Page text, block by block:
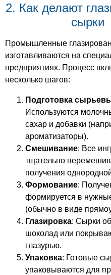
2. Как делают
сырки
Промышленные
изготавливаются на
предприятиях. Процесс
несколько шагов:
Подготовка
Используются
сахар и добавки
ароматизаторы).
Смешивание: Все
тщательно
получения
Формование:
формируется в
(обычно в виде
Глазировка: Сырки
шоколад или
глазурью.
Упаковка: Готовые
упаковываются для